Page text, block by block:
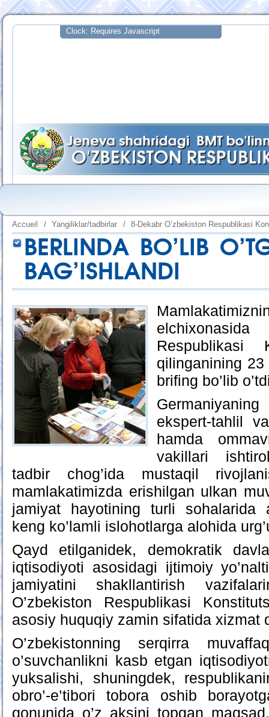
Accueil / Yangiliklar/tadbirlar / 8-Dekabr O’zbekiston Respublikasi
BERLINDA BO’LIB
BAG’ISHLANDI
Respublikasi
qilinganining 23
brifing bo’lib
ekspert-tahlil
hamda
vakillari
tadbir chog’ida mustaqil
mamlakatimizda erishilgan ulkan
jamiyat hayotining turli sohalarida
keng ko’lamli islohotlarga alohida
Qayd etilganidek, demokratik
iqtisodiyoti asosidagi ijtimoiy
jamiyatini shakllantirish
O’zbekiston Respublikasi
asosiy huquqiy zamin sifatida xizmat
O’zbekistonning serqirra
o’suvchanlikni kasb etgan
yuksalishi, shuningdek,
obro’-e’tibori tobora oshib
qonunida o’z aksini topgan